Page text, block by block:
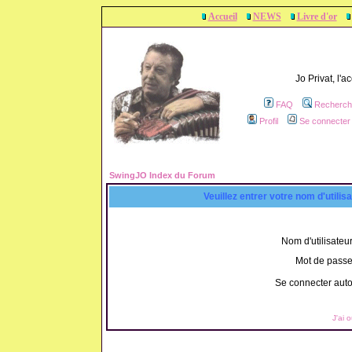
Accueil NEWS Livre d'or
Jo Privat,
FAQ
Profil
Se
SwingJO Index du Forum
Veuillez entrer votre nom
Nom
Mot de
Se connecter
J'ai